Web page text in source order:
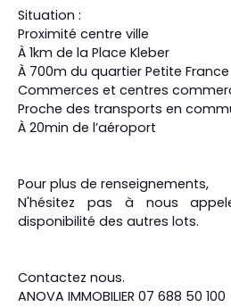
Situation :
Proximité centre ville
À 1km de la Place Kleber
À 700m du quartier Petite France
Commerces et centres
Proche des transports en
À 20min de l’aéroport
Pour plus de renseignements,
N'hésitez pas à nous
disponibilité des autres lots.
Contactez nous.
ANOVA IMMOBILIER 07 688 50 100